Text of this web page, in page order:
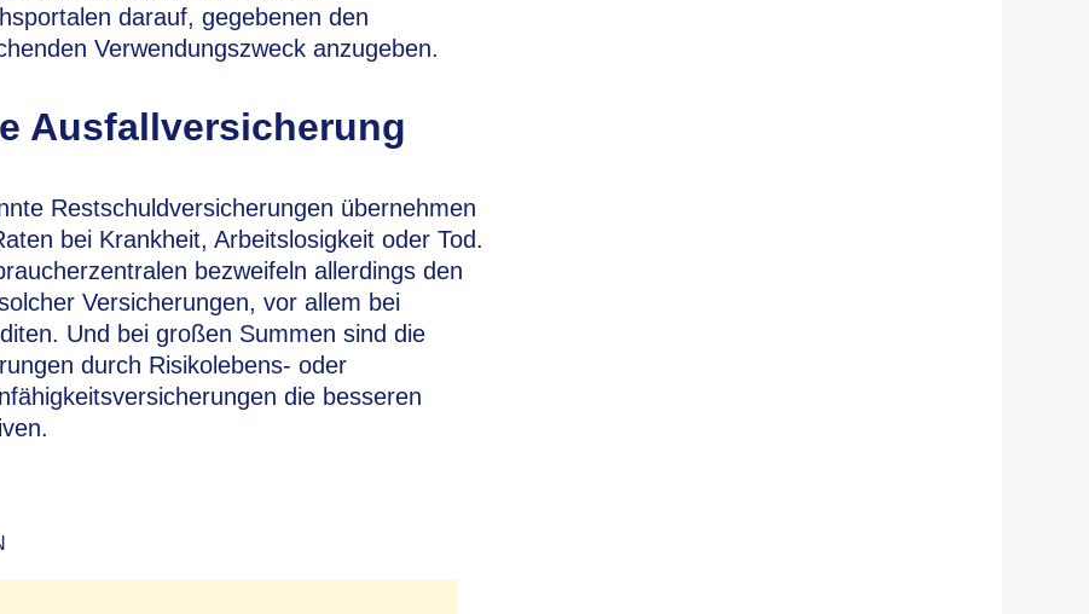
darauf, gegebenen den
Verwendungszweck anzugeben.
Ausfallversicherung
Restschuldversicherungen übernehmen
bei Krankheit, Arbeitslosigkeit oder Tod.
bezweifeln allerdings den
Versicherungen, vor allem bei
Und bei großen Summen sind die
durch Risikolebens- oder
die besseren